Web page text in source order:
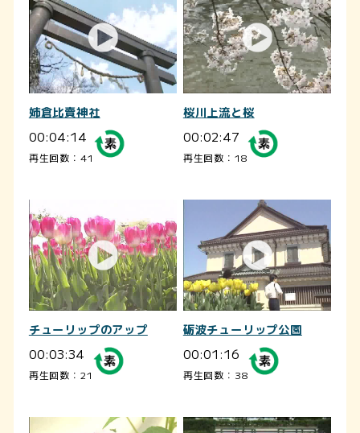
姉倉比賣神社
00:04:14
再生回数：41
桜川上流と桜
00:02:47
再生回数：18
チューリップのアップ
00:03:34
再生回数：21
砺波チューリップ公園
00:01:16
再生回数：38